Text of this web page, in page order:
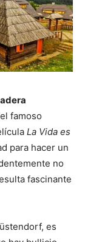
famoso
La Vida es
para hacer un
no
fascinante
es